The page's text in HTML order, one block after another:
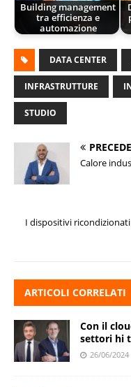
Building management
tra efficienza e
automazione
DATA CENTER
INFRASTRUTTURE
STUDIO
Calore
I dispositivi ricondizionati
ARTICOLI CORRELATI
Con il
settori hi
26/06/2024